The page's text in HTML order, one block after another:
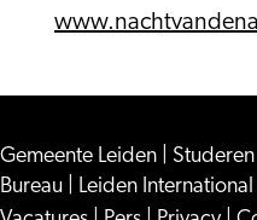
Gemeente Leiden
Bureau
Leiden